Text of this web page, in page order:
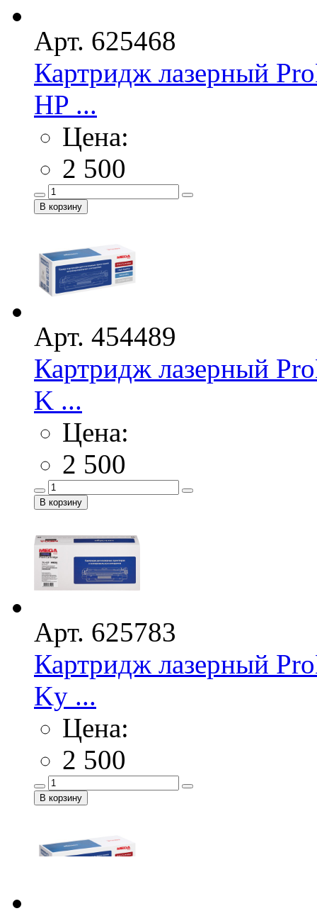
Арт. 625468
Картридж лазерный
HP ...
Цена:
2 500
Арт. 454489
Картридж лазерный
K ...
Цена:
2 500
Арт. 625783
Картридж лазерный
Ky ...
Цена:
2 500